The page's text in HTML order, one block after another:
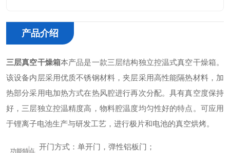
产品介绍
三层真空干燥箱本产品是一款三层结构独立控温式真空干燥箱。
该设备内层采用优质不锈钢材料，夹层采用高性能隔热材料，加
热部分采用电加热方式在热风腔进行再次分配。具有真空度保持
好，三层独立控温精度高，物料腔温度均匀性好的特点。可应用
于锂离子电池生产与研发工艺，进行极片和电池的真空烘烤。
功能特点 开门方式：单开门，弹性铝板门；